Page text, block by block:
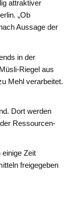
attraktiver
„Ob
Aussage der
in der
Riegel aus
Mehl verarbeitet.
Dort werden
Ressourcen-
Zeit
freigegeben